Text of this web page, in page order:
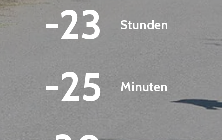
-23 Stunden
-25 Minuten